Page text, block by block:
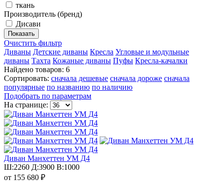
ткань
Производитель (бренд)
Дисави
Очистить фильтр
Диваны Детские диваны Кресла Угловые и модульные
диваны Тахта Кожаные диваны Пуфы Кресла-качалки
Найдено товаров: 6
Сортировать: сначала дешевые сначала дороже сначала
популярные по названию по наличию
Подобрать по параметрам
На странице:
Диван Манхеттен УМ Д4
Ш:2260 Д:3900 В:1000
от 155 680 ₽